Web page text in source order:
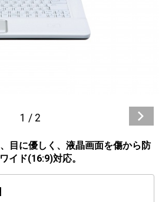
1 / 2
目に優しく、液晶画面を傷から防
イド(16:9)対応。